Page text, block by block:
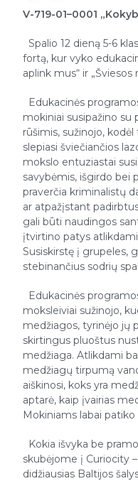
V-719-01–0001
Spalio 12 dieną 5-6
fortą, kur vyko
aplink mus“ ir „Šviesos
Edukacinės
mokiniai susipažino
rūšimis, sužinojo,
slepiasi šviečiančios
mokslo entuziastai
savybėmis, išgirdo bei
praverčia kriminalistų
ar atpažįstant
gali būti naudingos
įtvirtino patys
Susiskirstę į grupeles,
stebinančius sodrių
Edukacinės
moksleiviai sužinojo,
medžiagos, tyrinėjo jų
skirtingus pluoštus
medžiaga. Atlikdami
medžiagų tirpumą
aiškinosi, koks yra
aptarė, kaip įvairias
Mokiniams labai patiko
Kokia išvyka be
skubėjome į Curiocity
didžiausias Baltijos